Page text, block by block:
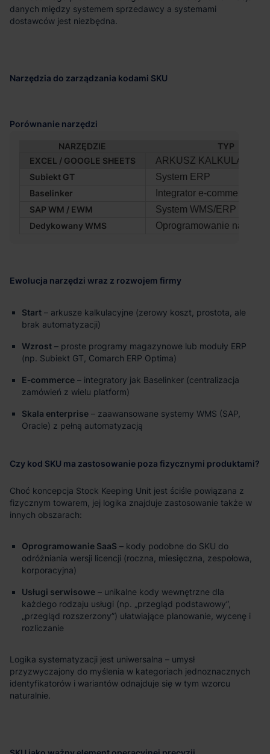
danych między systemem sprzedawcy a systemami
dostawców jest niezbędna.
Narzędzia do zarządzania kodami SKU
Porównanie narzędzi
NARZĘDZIE
TYP
EXCEL / GOOGLE SHEETS
ARKUSZ
Subiekt GT
System ERP
Baselinker
Integrator e‑commerce
SAP WM / EWM
System WMS/ERP
Dedykowany WMS
Oprogramowanie na
Ewolucja narzędzi wraz z rozwojem firmy
Start – arkusze kalkulacyjne (zerowy koszt, prostota, ale
brak automatyzacji)
Wzrost – proste programy magazynowe lub moduły ERP
(np. Subiekt GT, Comarch ERP Optima)
E‑commerce – integratory jak Baselinker (centralizacja
zamówień z wielu platform)
Skala enterprise – zaawansowane systemy WMS (SAP,
Oracle) z pełną automatyzacją
Czy kod SKU ma zastosowanie poza fizycznymi produktami?
Choć koncepcja Stock Keeping Unit jest ściśle powiązana z
fizycznym towarem, jej logika znajduje zastosowanie także w
innych obszarach:
Oprogramowanie SaaS – kody podobne do SKU do
odróżniania wersji licencji (roczna, miesięczna, zespołowa,
korporacyjna)
Usługi serwisowe – unikalne kody wewnętrzne dla
każdego rodzaju usługi (np. „przegląd podstawowy”,
„przegląd rozszerzony”) ułatwiające planowanie, wycenę i
rozliczanie
Logika systematyzacji jest uniwersalna – umysł
przyzwyczajony do myślenia w kategoriach jednoznacznych
identyfikatorów i wariantów odnajduje się w tym wzorcu
naturalnie.